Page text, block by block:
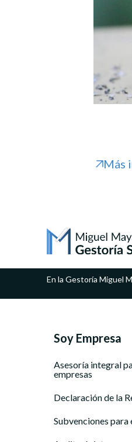
Más
En la Gestoría Miguel
Soy Empresa
Asesoría integral
empresas
Declaración de la
Subvenciones para